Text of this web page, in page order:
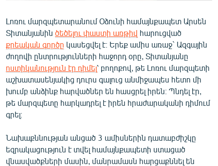
ԱՐԽԻՎ
ՏԵՍԱՆՅՈՒԹԵՐ
ԲԱՆԱՎԵՃ
ՁԳՏԵԼՈՎ ԼԱՎԱԳՈՒՅՆԻՆ
ՓՈԴՔԱՍԹ
Հայերեն
English
Русский
Լոռու մարզպետարանում Օձունի համայնքապետ Արսեն
Տիտանյանին ծեծելու փաստի առթիվ հարուցված
քրեական գործը կասեցվել է։ Երեք ամիս առաջ` Ազգային
ժողովի ընտրությունների հաջորդ օրը, Տիտանյանը
ոստիկանություն էր դիմել՝ բողոքով, թե Լոռու մարզպետի
աշխատասենյակից դուրս գալուց անմիջապես հետո մի
խումբ անձինք հարվածներ են հասցրել իրեն։ Պնդել էր,
թե մարզպետը հարկադրել է իրեն հրաժարականի դիմում
գրել։
Նախաքննության անցած 3 ամիսներին դատաբժիշկը
եզրակացություն է տվել համայնքապետի ստացած
վնասվածքների մասին, մանրամասն հարցաքննել են